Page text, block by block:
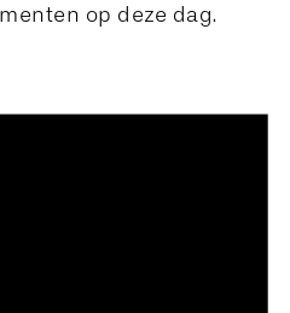
op deze dag.